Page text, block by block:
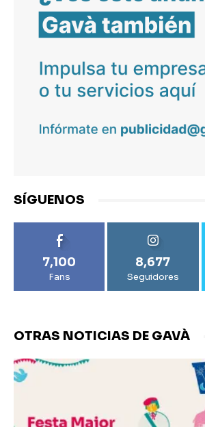
SÍGUENOS
7,100
Fans
8,677
Seguidores
OTRAS NOTICIAS DE GAVÀ